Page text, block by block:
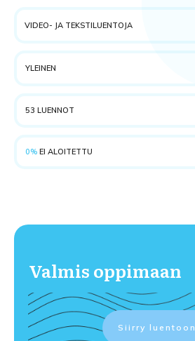
VIDEO- JA TEKSTILUENTOJA
YLEINEN
53 LUENNOT
0% EI ALOITETTU
Valmis oppimaan
Siirry luentoon